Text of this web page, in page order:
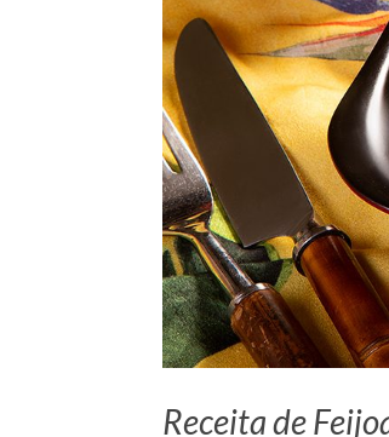
Receita de